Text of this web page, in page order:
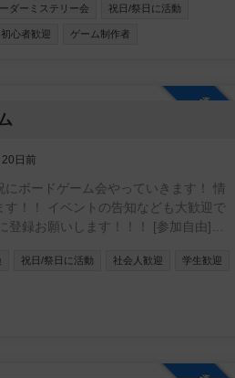
ダーミステリー会 祝日/祭日に活動
初心者歓迎 ゲーム制作者
20日前
にボードゲーム会やっていきます！ 情
す！！ イベントの告知なども大歓迎で
願いします！！！ [参加自由]
祝日/祭日に活動 社会人歓迎 学生歓迎